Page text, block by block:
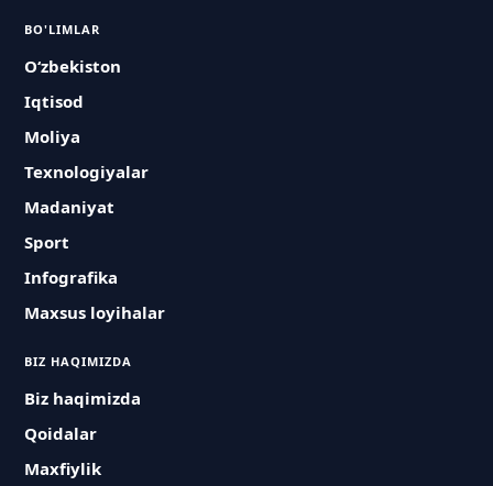
BO'LIMLAR
O‘zbekiston
Iqtisod
Moliya
Texnologiyalar
Madaniyat
Sport
Infografika
Maxsus loyihalar
BIZ HAQIMIZDA
Biz haqimizda
Qoidalar
Maxfiylik